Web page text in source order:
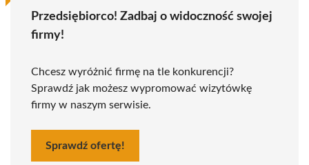
Przedsiębiorco! Zadbaj o widoczność swojej
firmy!
Chcesz wyróżnić firmę na tle konkurencji?
Sprawdź jak możesz wypromować wizytówkę
firmy w naszym serwisie.
Sprawdź ofertę!